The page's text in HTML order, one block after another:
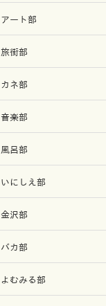
アート部
旅街部
カネ部
音楽部
風呂部
いにしえ部
金沢部
バカ部
よむみる部